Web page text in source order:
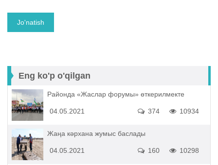
Eng ko'p o'qilgan
Районда «Жаслар форумы» өткерилмекте
04.05.2021 10934
374
Жаңа кәрхана жумыс баслады
04.05.2021 10298
160